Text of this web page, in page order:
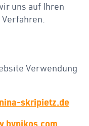
uns auf Ihren
Verwendung
skripietz.de